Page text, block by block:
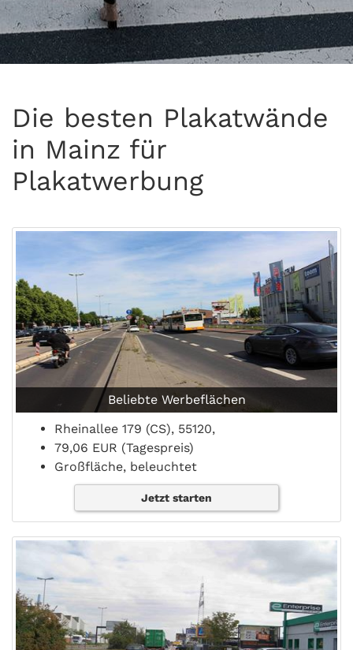
Die besten Plakatwände
in Mainz für
Plakatwerbung
Beliebte Werbeflächen
Rheinallee 179 (CS), 55120,
79,06 EUR (Tagespreis)
Großfläche, beleuchtet
Jetzt starten